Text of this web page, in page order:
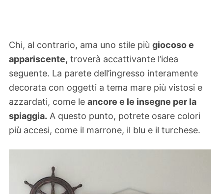
Chi, al contrario, ama uno stile più giocoso e
appariscente, troverà accattivante l’idea
seguente. La parete dell’ingresso interamente
decorata con oggetti a tema mare più vistosi e
azzardati, come le ancore e le insegne per la
spiaggia. A questo punto, potrete osare colori
più accesi, come il marrone, il blu e il turchese.